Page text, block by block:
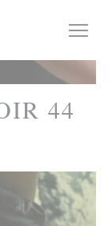
44